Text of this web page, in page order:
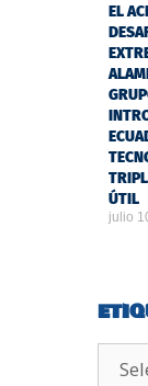
EL
ÚTIL
julio